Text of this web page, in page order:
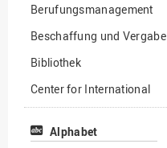
Berufungsmanagement
Beschaffung und Vergabe
Bibliothek
Center for International
Mobility
Center for International
Alphabet